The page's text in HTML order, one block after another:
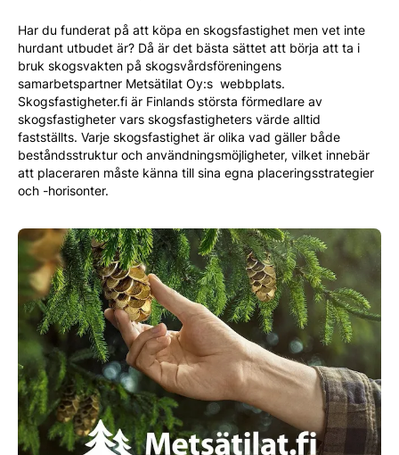
Har du funderat på att köpa en skogsfastighet men vet inte
hurdant utbudet är? Då är det bästa sättet att börja att ta i
bruk skogsvakten på skogsvårdsföreningens
samarbetspartner Metsätilat Oy:s webbplats.
Skogsfastigheter.fi är Finlands största förmedlare av
skogsfastigheter vars skogsfastigheters värde alltid
fastställts. Varje skogsfastighet är olika vad gäller både
beståndsstruktur och användningsmöjligheter, vilket innebär
att placeraren måste känna till sina egna placeringsstrategier
och -horisonter.